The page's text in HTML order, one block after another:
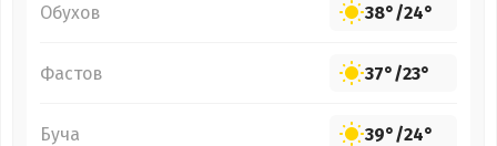
Обухов 38°/24°
Фастов 37°/23°
Буча 39°/24°